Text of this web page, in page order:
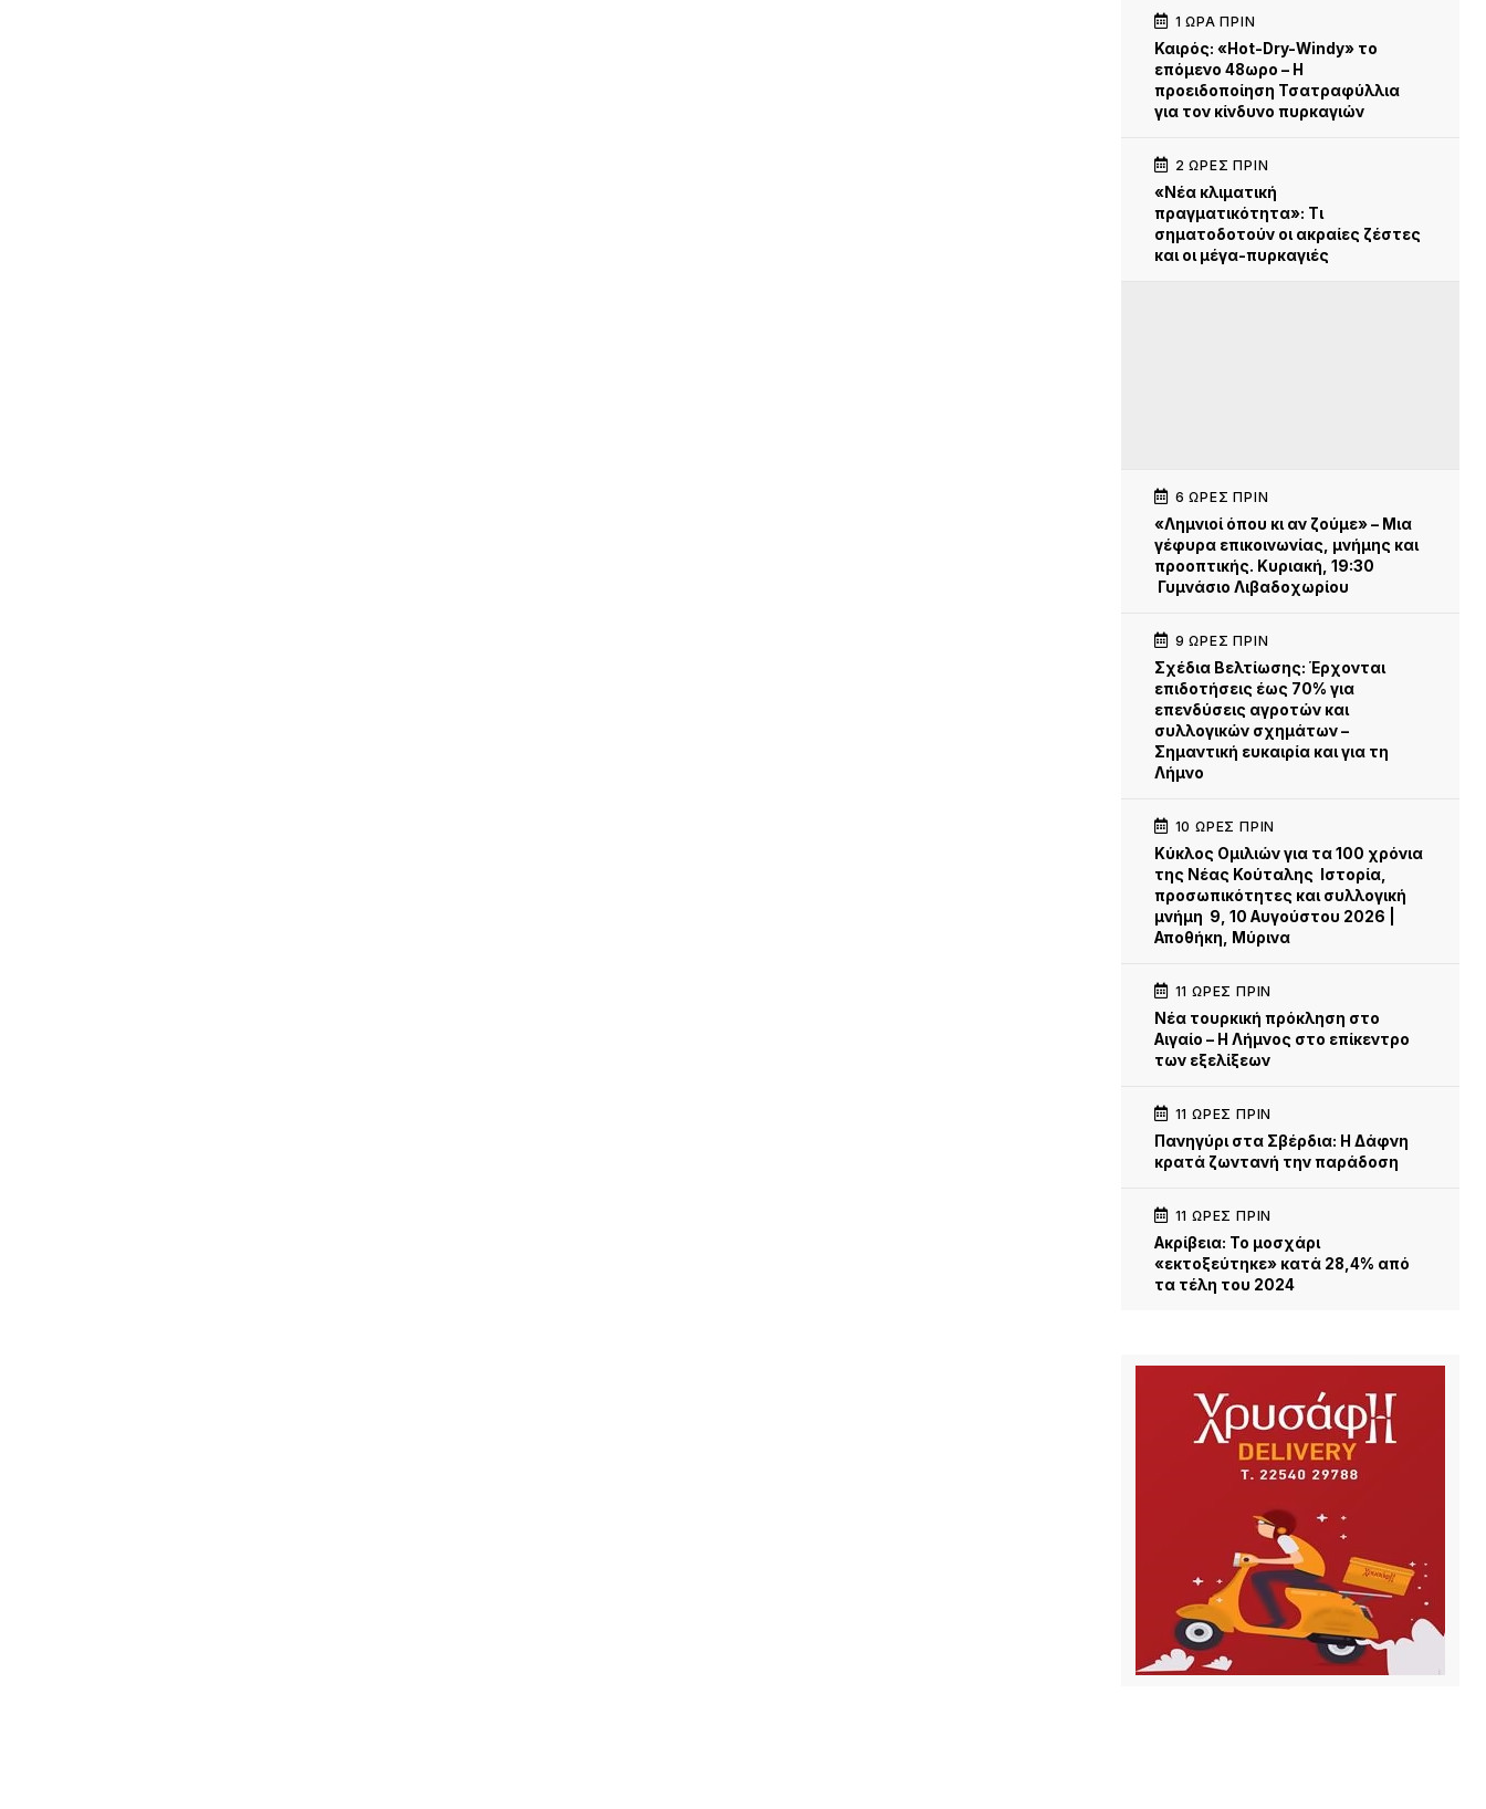
1 ΏΡΑ ΠΡΙΝ
Καιρός: «Hot-Dry-Windy» το
επόμενο 48ωρο – Η
προειδοποίηση Τσατραφύλλια
για τον κίνδυνο πυρκαγιών
2 ΏΡΕΣ ΠΡΙΝ
«Νέα κλιματική
πραγματικότητα»: Τι
σηματοδοτούν οι ακραίες ζέστες
και οι μέγα-πυρκαγιές
6 ΏΡΕΣ ΠΡΙΝ
«Λημνιοί όπου κι αν ζούμε» – Μια
γέφυρα επικοινωνίας, μνήμης και
προοπτικής. Κυριακή, 19:30
Γυμνάσιο Λιβαδοχωρίου
9 ΏΡΕΣ ΠΡΙΝ
Σχέδια Βελτίωσης: Έρχονται
επιδοτήσεις έως 70% για
επενδύσεις αγροτών και
συλλογικών σχημάτων –
Σημαντική ευκαιρία και για τη
Λήμνο
10 ΏΡΕΣ ΠΡΙΝ
Κύκλος Ομιλιών για τα 100 χρόνια
της Νέας Κούταλης Ιστορία,
προσωπικότητες και συλλογική
μνήμη 9, 10 Αυγούστου 2026 |
Αποθήκη, Μύρινα
11 ΏΡΕΣ ΠΡΙΝ
Νέα τουρκική πρόκληση στο
Αιγαίο – Η Λήμνος στο επίκεντρο
των εξελίξεων
11 ΏΡΕΣ ΠΡΙΝ
Πανηγύρι στα Σβέρδια: Η Δάφνη
κρατά ζωντανή την παράδοση
11 ΏΡΕΣ ΠΡΙΝ
Ακρίβεια: Το μοσχάρι
«εκτοξεύτηκε» κατά 28,4% από
τα τέλη του 2024